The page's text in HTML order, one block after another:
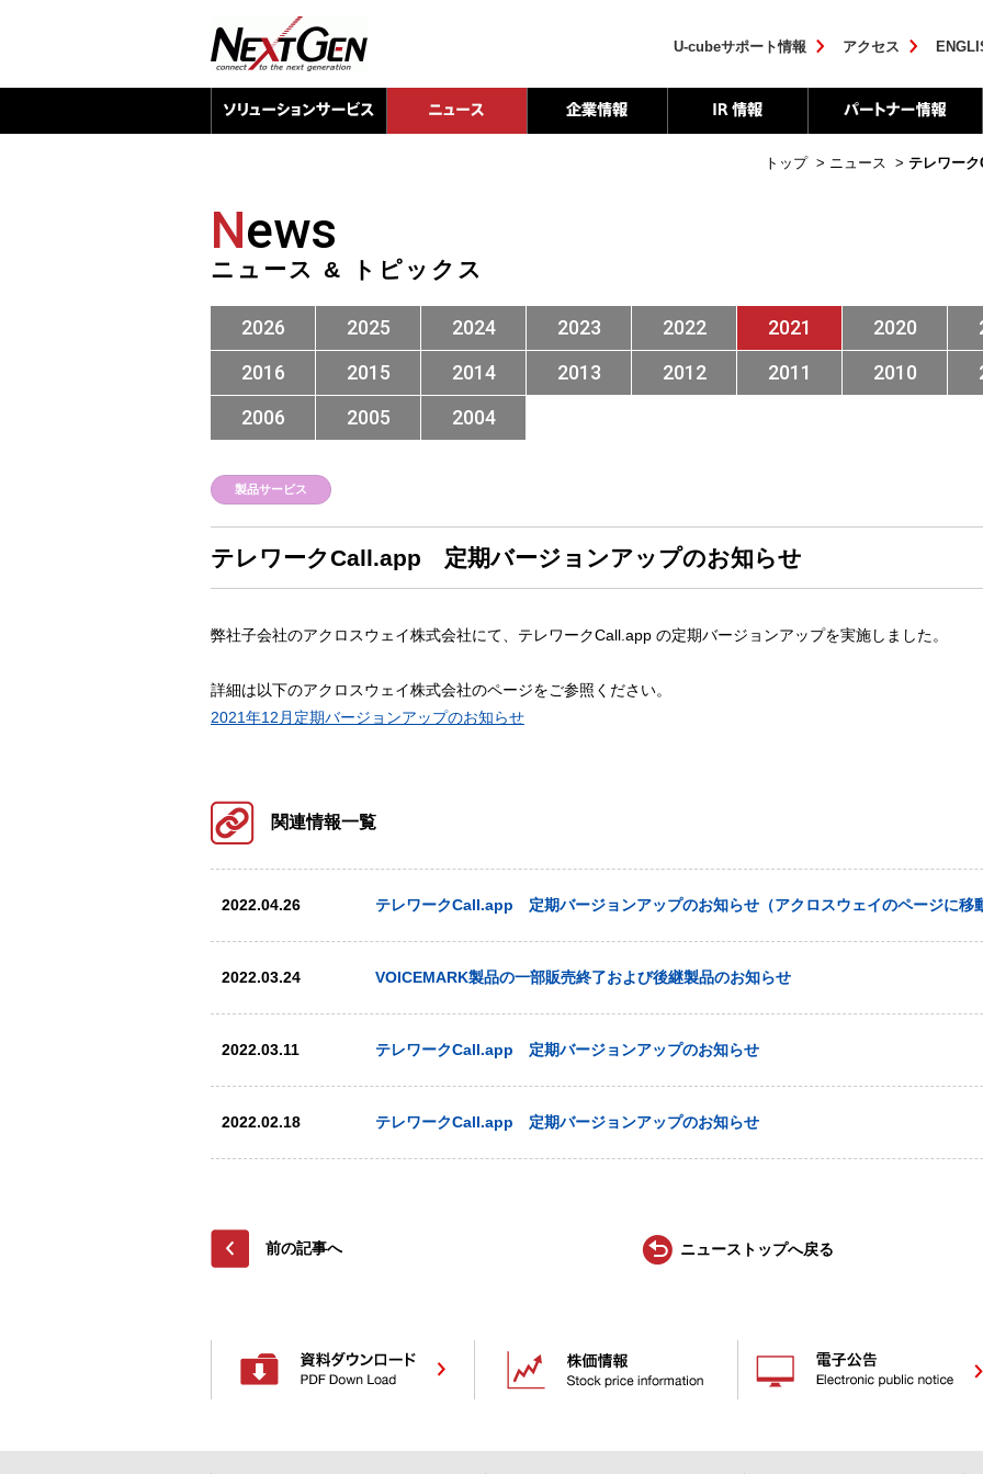
U-cubeサポート情報 アクセス
トップ > ニュース > テレワー
News
ニュース & トピックス
2026 2025 2024 2023 2022 2021 2020
2016
2015 2014 2013 2012 2011 2010
2006
2005 2004
製品サービス
テレワークCall.app 定期バージョンアップのお知らせ
弊社子会社のアクロスウェイ株式会社にて、テレワークCall.app の定期バージョンアップを実施しました。
詳細は以下のアクロスウェイ株式会社のページをご参照ください。
2021年12月定期バージョンアップのお知らせ
関連情報一覧
2022.04.26 テレワークCall.app 定期バージョンアップのお知らせ（アクロスウェイのページに移
2022.03.24 VOICEMARK製品の一部販売終了および後継製品のお知らせ
2022.03.11 テレワークCall.app 定期バージョンアップのお知らせ
2022.02.18 テレワークCall.app 定期バージョンアップのお知らせ
前の記事へ ニューストップへ戻る